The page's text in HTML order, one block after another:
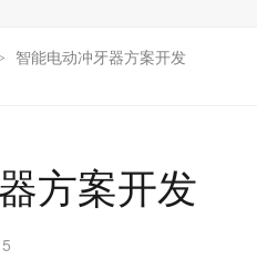
智能电动冲牙器方案开发
方案开发